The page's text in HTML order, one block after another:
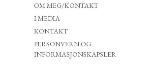
OM MEG/KONTAKT
I MEDIA
KONTAKT
PERSONVERN OG
INFORMASJONSKAPSLER